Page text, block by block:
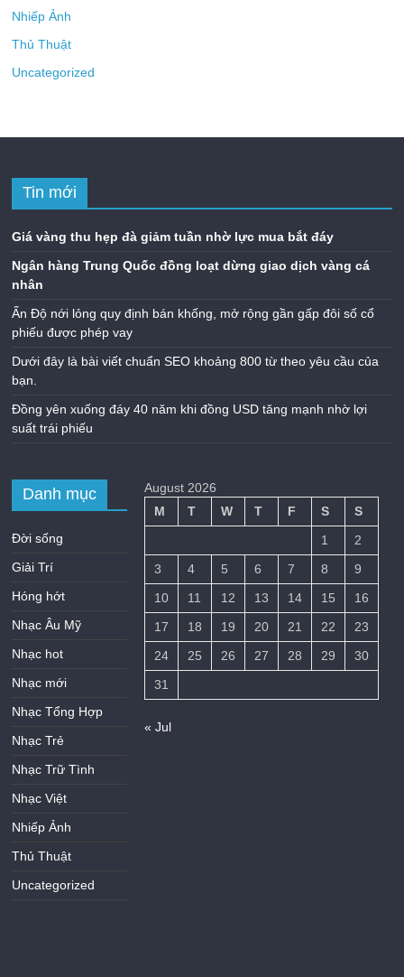
Nhiếp Ảnh
Thủ Thuật
Uncategorized
Tin mới
Giá vàng thu hẹp đà giảm tuần nhờ lực mua bắt đáy
Ngân hàng Trung Quốc đồng loạt dừng giao dịch vàng cá
nhân
Ấn Độ nới lỏng quy định bán khống, mở rộng gần gấp đôi số cổ
phiếu được phép vay
Dưới đây là bài viết chuẩn SEO khoảng 800 từ theo yêu cầu của
bạn.
Đồng yên xuống đáy 40 năm khi đồng USD tăng mạnh nhờ lợi
suất trái phiếu
Danh mục
Đời sống
Giải Trí
Hóng hớt
Nhạc Âu Mỹ
Nhạc hot
Nhạc mới
Nhạc Tổng Hợp
Nhạc Trẻ
Nhạc Trữ Tình
Nhạc Việt
Nhiếp Ảnh
Thủ Thuật
Uncategorized
August 2026
M
T W T F S
S
1
2
3
4 5 6 7 8
9
10
11 12 13 14 15
16
17
18 19 20 21 22
23
24
25 26 27 28 29
30
31
« Jul